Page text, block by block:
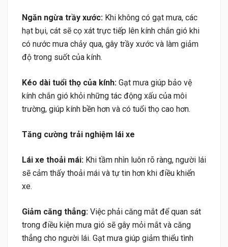
Ngăn ngừa trầy xước: Khi không có gạt mưa, các
hạt bụi, cát sẽ cọ xát trực tiếp lên kính chắn gió khi
có nước mưa chảy qua, gây trầy xước và làm giảm
độ trong suốt của kính.
Kéo dài tuổi thọ của kính: Gạt mưa giúp bảo vệ
kính chắn gió khỏi những tác động xấu của môi
trường, giúp kính bền hơn và có tuổi thọ cao hơn.
Tăng cường trải nghiệm lái xe
Lái xe thoải mái: Khi tầm nhìn luôn rõ ràng, người lái
sẽ cảm thấy thoải mái và tự tin hơn khi điều khiển
xe.
Giảm căng thẳng: Việc phải căng mắt để quan sát
trong điều kiện mưa gió sẽ gây mỏi mắt và căng
thẳng cho người lái. Gạt mưa giúp giảm thiểu tình